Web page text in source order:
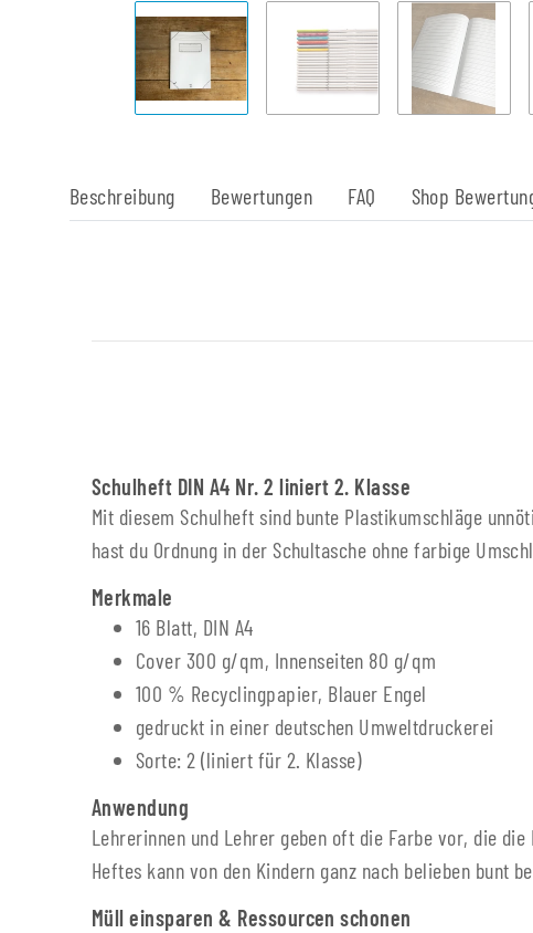
Beschreibung Bewertungen FAQ Shop
Schulheft DIN A4 Nr. 2 liniert 2. Klasse
Mit diesem Schulheft sind bunte Plastikumschläge
hast du Ordnung in der Schultasche ohne farbige
Merkmale
16 Blatt, DIN A4
Cover 300 g/qm, Innenseiten 80 g/qm
100 % Recyclingpapier, Blauer Engel
gedruckt in einer deutschen Umweltdruckerei
Sorte: 2 (liniert für 2. Klasse)
Anwendung
Lehrerinnen und Lehrer geben oft die Farbe vor, die
Heftes kann von den Kindern ganz nach belieben bunt
Müll einsparen & Ressourcen schonen